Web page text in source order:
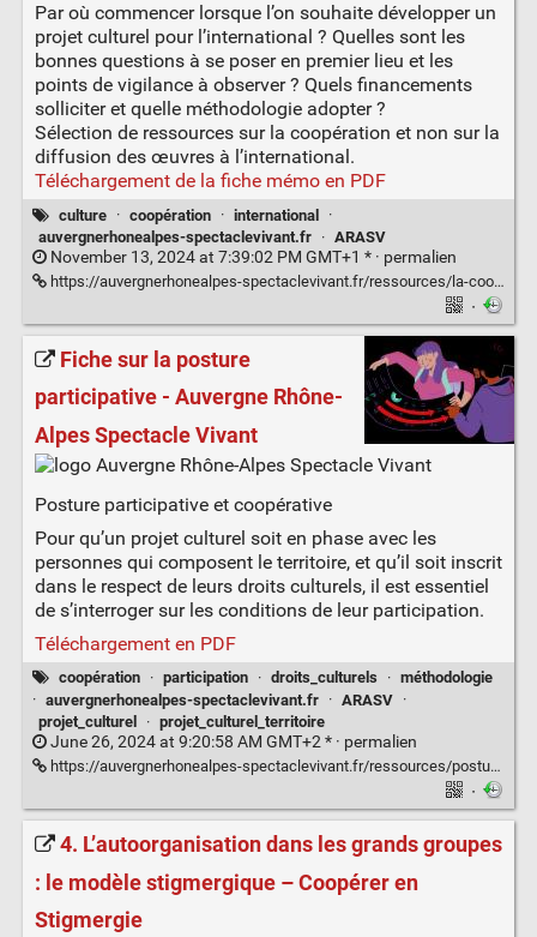
Par où commencer lorsque l’on souhaite développer un
projet culturel pour l’international ? Quelles sont les
bonnes questions à se poser en premier lieu et les
points de vigilance à observer ? Quels financements
solliciter et quelle méthodologie adopter ?
Sélection de ressources sur la coopération et non sur la
diffusion des œuvres à l’international.
Téléchargement de la fiche mémo en PDF
culture · coopération · international ·
auvergnerhonealpes-spectaclevivant.fr
· ARASV
November 13, 2024 at 7:39:02 PM GMT+1 * · permalien
https://auvergnerhonealpes-spectaclevivant.fr/ressources/la-cooperation-culturelle-a-linternational/
·
Fiche sur la posture
participative - Auvergne Rhône-
Alpes Spectacle Vivant
Posture participative et coopérative
Pour qu’un projet culturel soit en phase avec les
personnes qui composent le territoire, et qu’il soit inscrit
dans le respect de leurs droits culturels, il est essentiel
de s’interroger sur les conditions de leur participation.
Téléchargement en PDF
coopération · participation · droits_culturels · méthodologie
· auvergnerhonealpes-spectaclevivant.fr · ARASV
·
projet_culturel
· projet_culturel_territoire
June 26, 2024 at 9:20:58 AM GMT+2 * · permalien
https://auvergnerhonealpes-spectaclevivant.fr/ressources/posture-participative-et-cooperative/
·
4. L’autoorganisation dans les grands groupes
: le modèle stigmergique – Coopérer en
Stigmergie